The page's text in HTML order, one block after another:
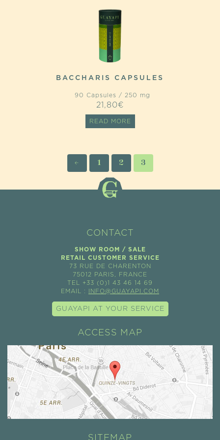
BACCHARIS CAPSULES
90 Capsules / 250 mg
21,80€
READ MORE
← 1 2 3
CONTACT
SHOW ROOM / SALE
RETAIL CUSTOMER SERVICE
73 RUE DE CHARENTON
75012 PARIS, FRANCE
TEL +33 (0)1 43 46 14 69
EMAIL :
INFO@GUAYAPI.COM
GUAYAPI AT YOUR SERVICE
ACCESS MAP
SITEMAP